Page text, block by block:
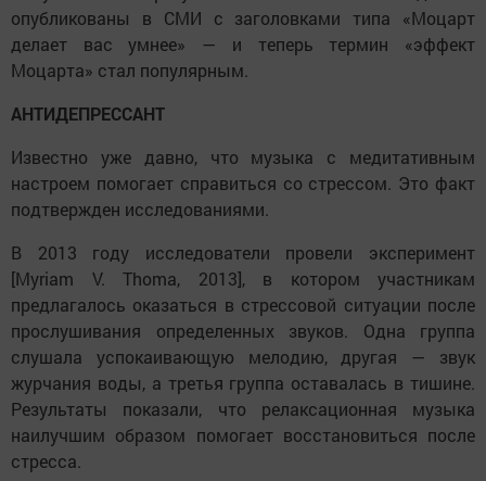
опубликованы в СМИ с заголовками типа «Моцарт
делает вас умнее» — и теперь термин «эффект
Моцарта» стал популярным.
АНТИДЕПРЕССАНТ
Известно уже давно, что музыка с медитативным
настроем помогает справиться со стрессом. Это факт
подтвержден исследованиями.
В 2013 году исследователи провели эксперимент
[Myriam V. Thoma, 2013], в котором участникам
предлагалось оказаться в стрессовой ситуации после
прослушивания определенных звуков. Одна группа
слушала успокаивающую мелодию, другая — звук
журчания воды, а третья группа оставалась в тишине.
Результаты показали, что релаксационная музыка
наилучшим образом помогает восстановиться после
стресса.